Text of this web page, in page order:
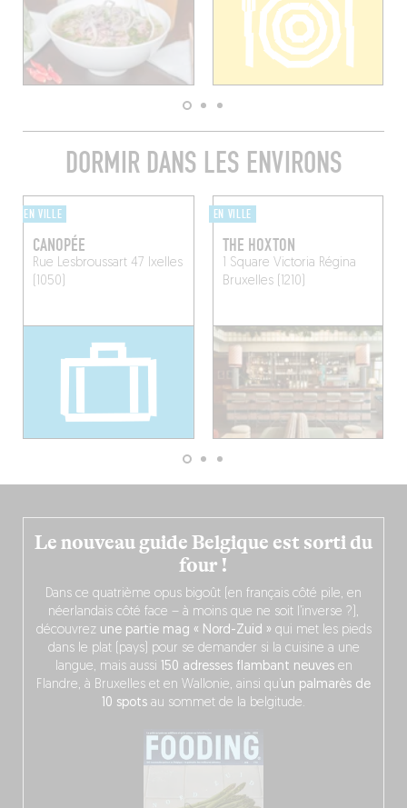
DORMIR DANS LES ENVIRONS
EN VILLE
CANOPÉE
Rue Lesbroussart 47 Ixelles
(1050)
EN VILLE
THE HOXTON
1 Square Victoria Régina
Bruxelles (1210)
Le nouveau guide Belgique est sorti du
four !
Dans ce quatrième opus bigoût (en français côté pile, en
néerlandais côté face – à moins que ne soit l’inverse ?),
découvrez une partie mag « Nord-Zuid » qui met les pieds
dans le plat (pays) pour se demander si la cuisine a une
langue, mais aussi 150 adresses flambant neuvesen
Flandre, à Bruxelles et en Wallonie, ainsi qu’ un palmarès de
10 spots au sommet de la belgitude.